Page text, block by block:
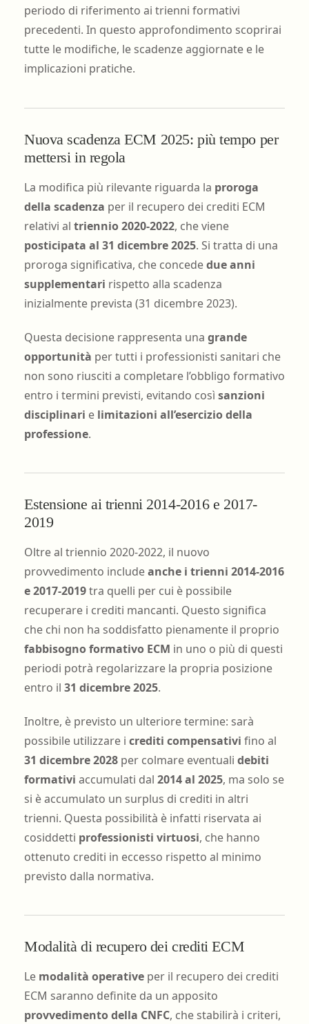
periodo di riferimento ai trienni formativi
precedenti. In questo approfondimento scoprirai
tutte le modifiche, le scadenze aggiornate e le
implicazioni pratiche.
Nuova scadenza ECM 2025: più tempo per
mettersi in regola
La modifica più rilevante riguarda la proroga
della scadenza per il recupero dei crediti ECM
relativi al triennio 2020-2022, che viene
posticipata al 31 dicembre 2025. Si tratta di una
proroga significativa, che concededue anni
supplementari rispetto alla scadenza
inizialmente prevista (31 dicembre 2023).
Questa decisione rappresenta una grande
opportunità per tutti i professionisti sanitari che
non sono riusciti a completare l’obbligo formativo
entro i termini previsti, evitando così sanzioni
disciplinari e limitazioni all’esercizio della
professione.
Estensione ai trienni 2014-2016 e 2017-
2019
Oltre al triennio 2020-2022, il nuovo
provvedimento includeanche i trienni 2014-2016
e 2017-2019tra quelli per cui è possibile
recuperare i crediti mancanti. Questo significa
che chi non ha soddisfatto pienamente il proprio
fabbisogno formativo ECM in uno o più di questi
periodi potrà regolarizzare la propria posizione
entro il 31 dicembre 2025.
Inoltre, è previsto un ulteriore termine: sarà
possibile utilizzare i crediti compensativi fino al
31 dicembre 2028per colmare eventuali debiti
formativi accumulati dal 2014 al 2025, ma solo se
si è accumulato un surplus di crediti in altri
trienni. Questa possibilità è infatti riservata ai
cosiddetti professionisti virtuosi, che hanno
ottenuto crediti in eccesso rispetto al minimo
previsto dalla normativa.
Modalità di recupero dei crediti ECM
Le modalità operativeper il recupero dei crediti
ECM saranno definite da un apposito
provvedimento della CNFC, che stabilirà i criteri,